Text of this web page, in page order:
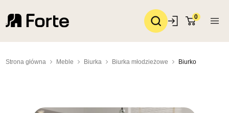
0
Strona główna Meble Biurka Biurka młodzieżowe Biurko